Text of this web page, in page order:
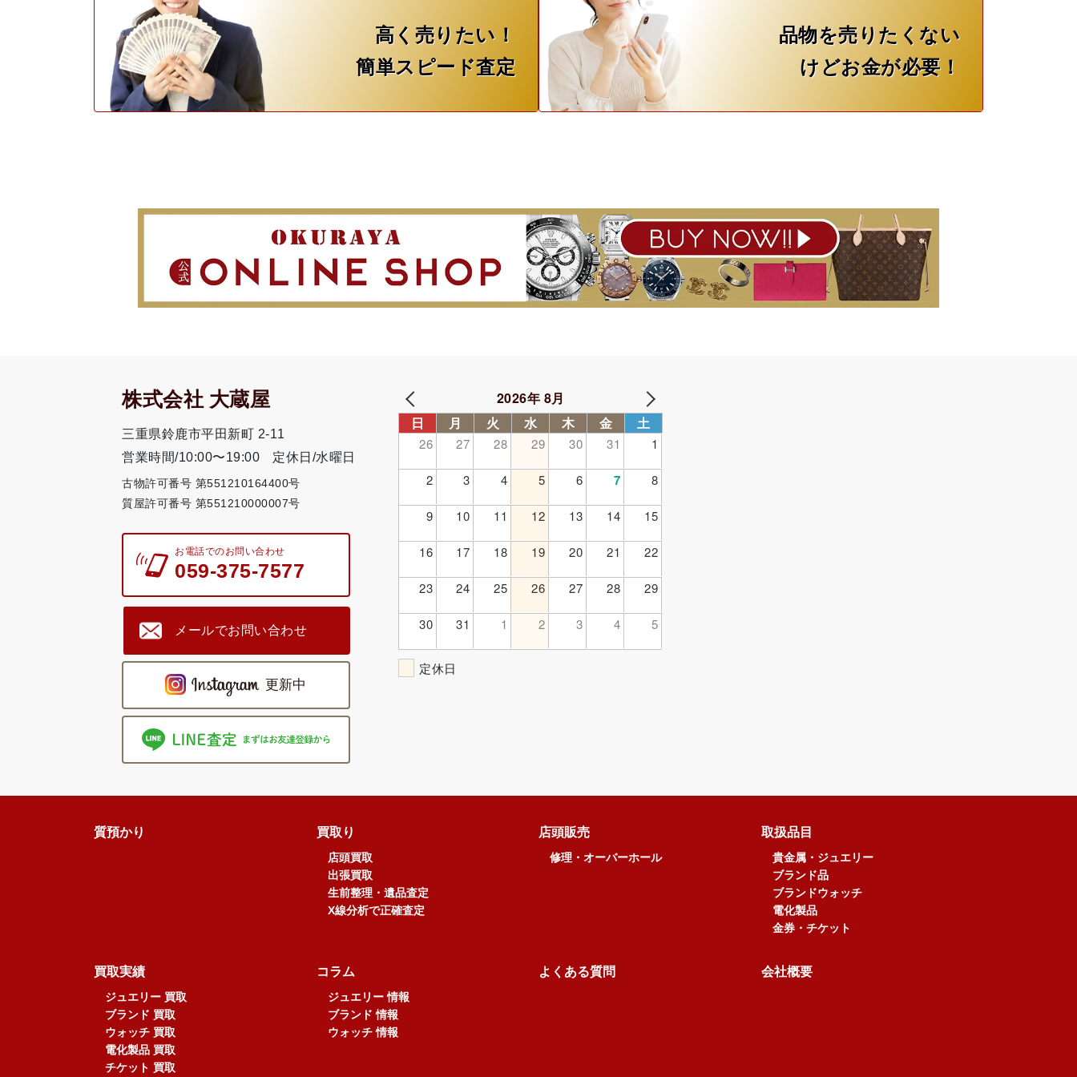
高く売りたい！
簡単スピード査定
品物を売りたくない
けどお金が必要！
株式会社 大蔵屋
三重県鈴鹿市平田新町 2-11
営業時間/10:00〜19:00
定休日/水曜日
古物許可番号 第551210164400号
質屋許可番号 第551210000007号
お電話でのお問い合わせ
059-375-7577
メールでお問い合わせ
2026年 8月
日
月 火 水 木 金 土
26 27 28 29 30 31 1
2 3 4 5 6 7 8
9 10 11 12 13 14 15
16 17 18 19 20 21 22
23 24 25 26 27 28 29
30 31 1 2 3 4 5
定休日
質預かり 買取り
店頭買取
出張買取
生前整理・遺品査定
X線分析で正確査定
店頭販売
修理・オーバーホール
取扱品目
貴金属・ジュエリー
ブランド品
ブランドウォッチ
電化製品
金券・チケット
買取実績
ジュエリー 買取
ブランド 買取
ウォッチ 買取
電化製品 買取
チケット 買取
コラム
ジュエリー 情報
ブランド 情報
ウォッチ 情報
よくある質問 会社概要